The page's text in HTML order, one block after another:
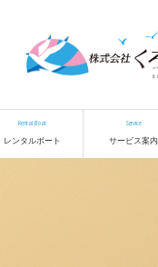
Rental Boat
レンタルボート
Service
サービス案内